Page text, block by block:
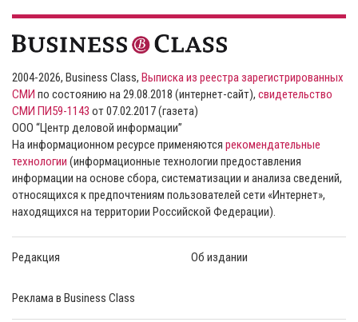
2004-2026, Business Class, Выписка из реестра зарегистрированных
СМИ по состоянию на 29.08.2018 (интернет-сайт), свидетельство
СМИ ПИ59-1143 от 07.02.2017 (газета)
ООО “Центр деловой информации”
На информационном ресурсе применяются рекомендательные
технологии (информационные технологии предоставления
информации на основе сбора, систематизации и анализа сведений,
относящихся к предпочтениям пользователей сети «Интернет»,
находящихся на территории Российской Федерации).
Редакция Об издании
Реклама в Business Class